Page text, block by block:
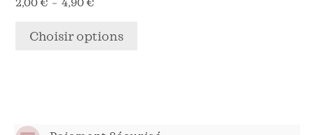
prix :
Choisir options
sur
page